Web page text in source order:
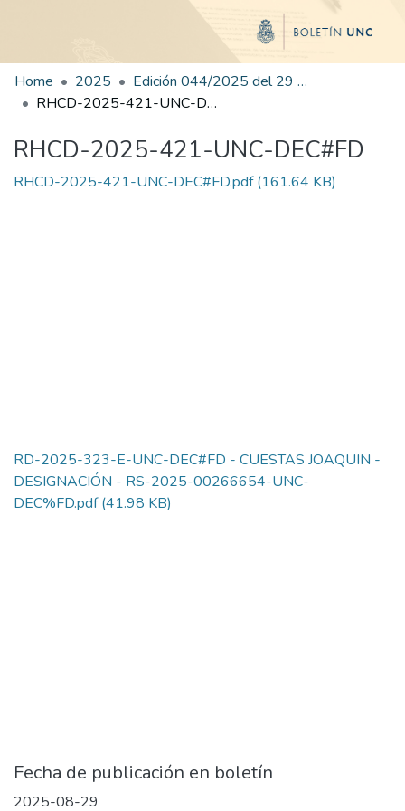
Home 2025
Edición 044/2025 del 29 de agosto de 2025
RHCD-2025-421-UNC-DEC#FD
RHCD-2025-421-UNC-DEC#FD
RHCD-2025-421-UNC-DEC#FD.pdf(161.64 KB)
RD-2025-323-E-UNC-DEC#FD - CUESTAS JOAQUIN -
DESIGNACIÓN - RS-2025-00266654-UNC-
DEC%FD.pdf(41.98 KB)
Fecha de publicación en boletín
2025-08-29